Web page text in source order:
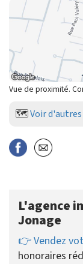
Vue de proximité.
🗺️Voir
L'agence
Jonage
👉 Vendez
honoraires